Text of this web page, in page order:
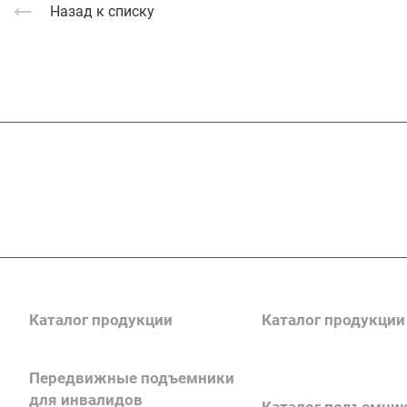
Назад к списку
Каталог продукции
Передвижные подъемники
для инвалидов
Каталог продукции